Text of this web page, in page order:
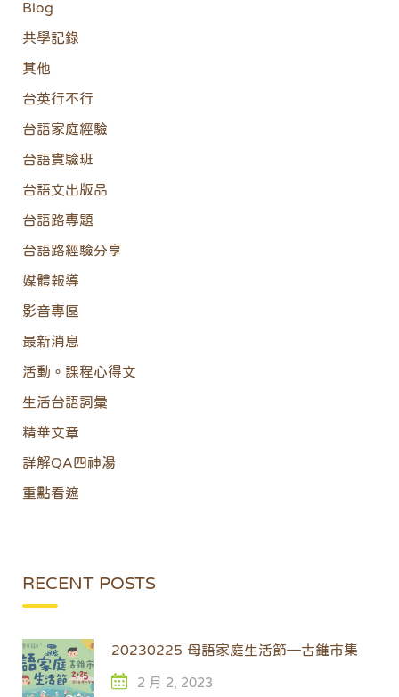
Blog
共學記錄
其他
台英行不行
台語家庭經驗
台語實驗班
台語文出版品
台語路專題
台語路經驗分享
媒體報導
影音專區
最新消息
活動。課程心得文
生活台語詞彙
精華文章
詳解QA四神湯
重點看遮
RECENT POSTS
20230225 母語家庭生活節—古錐市集
2 月 2, 2023